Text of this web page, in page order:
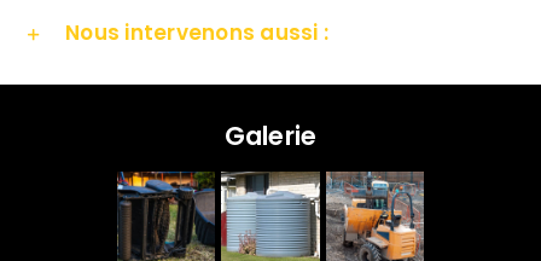
Nous intervenons aussi :
Galerie